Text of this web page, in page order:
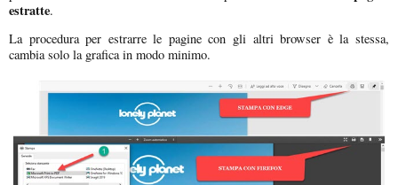
estratte.
La procedura per estrarre le pagine con gli altri browser è la stessa,
cambia solo la grafica in modo minimo.